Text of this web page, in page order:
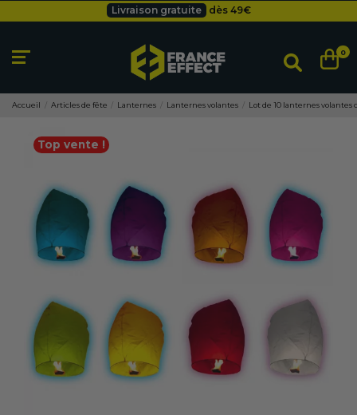
Livraison gratuite dès 49€
Livraison gratuite dès 49 0
Accueil Articles de fête Lanternes Lanternes volantes Lot de 10 lanternes volantes
Top vente !